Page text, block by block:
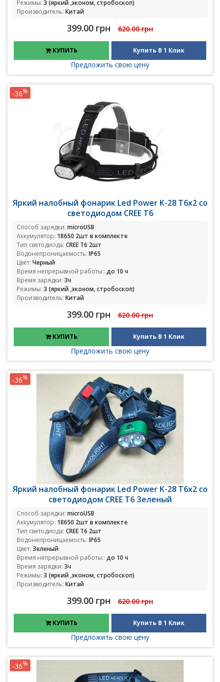
Режимы: 3 (яркий ,эконом, стробоскоп)
Производитель: Китай
399.00 грн 620.00 грн
КУПИТЬ Купить В 1 Клик
Предложить свою цену
Яркий налобный фонарик Led Power K-28 T6x2 со
светодиодом CREE T6
Способ зарядки: microUSB
Аккумулятор: 18650 2шт в комплекте
Тип светодиода: CREE T6 2шт
Водонепроницаемость: IP65
Цвет: Черный
Время непрерывной работы:: до 10 ч
Время зарядки: 3ч
Режимы: 3 (яркий ,эконом, стробоскоп)
Производитель: Китай
399.00 грн 620.00 грн
-36%
КУПИТЬ Купить В 1 Клик
Предложить свою цену
Яркий налобный фонарик Led Power K-28 T6x2 со
светодиодом CREE T6 Зеленый
Способ зарядки: microUSB
Аккумулятор: 18650 2шт в комплекте
Тип светодиода: CREE T6 2шт
Водонепроницаемость: IP65
Цвет: Зеленый
Время непрерывной работы:: до 10 ч
Время зарядки: 3ч
Режимы: 3 (яркий ,эконом, стробоскоп)
Производитель: Китай
399.00 грн 620.00 грн
-36%
КУПИТЬ Купить В 1 Клик
Предложить свою цену
-36%